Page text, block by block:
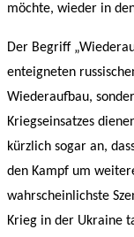
möchte, wieder in
Der Begriff
enteigneten
Wiederaufbau,
Kriegseinsatzes
kürzlich sogar an,
den Kampf um
wahrscheinlichste
Krieg in der Ukraine